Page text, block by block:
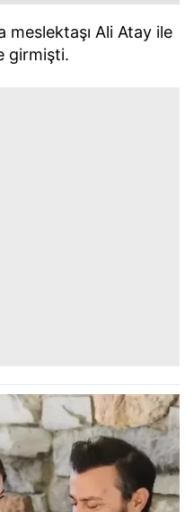
meslektaşı Ali Atay ile
girmişti.